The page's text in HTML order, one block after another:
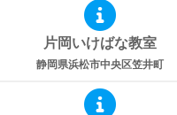
片岡いけばな教室
静岡県浜松市中央区笠井町